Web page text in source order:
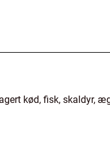
kød, fisk, skaldyr,